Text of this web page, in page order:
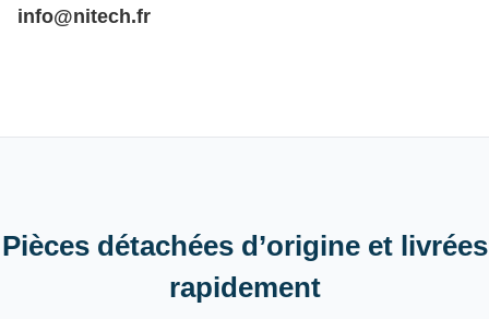
info@nitech.fr
Pièces détachées d’origine et livrées
rapidement